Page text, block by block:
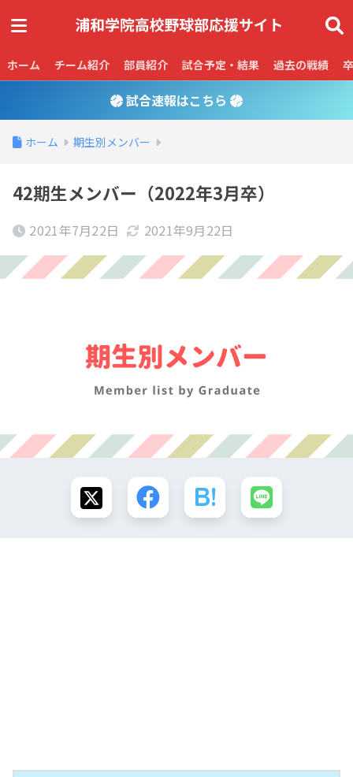
ホーム チーム紹介 部員紹介 試合予定・結果 過去の戦績
試合速報はこちら
ホーム 期生別メンバー
42期生メンバー（2022年3月卒）
2021年7月22日 2021年9月22日